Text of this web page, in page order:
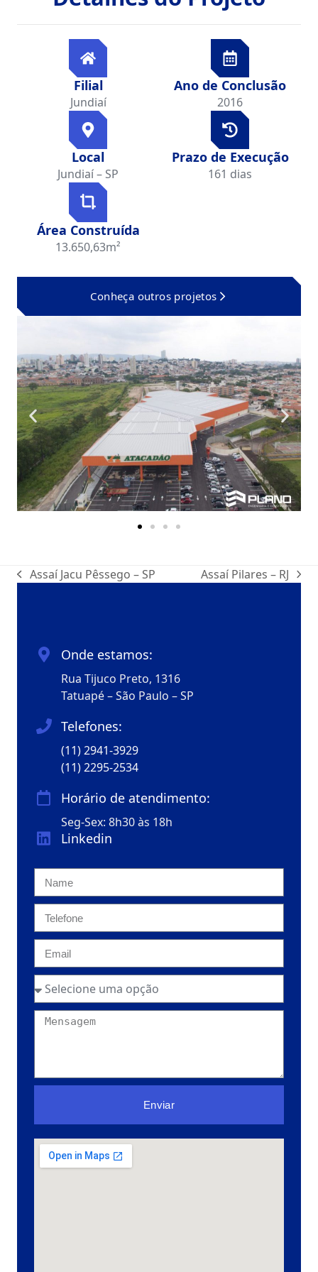
Filial
Jundiaí
Ano de Conclusão
2016
Local
Jundiaí – SP
Prazo de Execução
161 dias
Área Construída
13.650,63m²
Conheça outros projetos
Assaí Jacu Pêssego – SP Assaí Pilares – RJ
Onde estamos:
Rua Tijuco Preto, 1316
Tatuapé – São Paulo – SP
Telefones:
(11) 2941-3929
(11) 2295-2534
Horário de atendimento:
Seg-Sex: 8h30 às 18h
Linkedin
Enviar